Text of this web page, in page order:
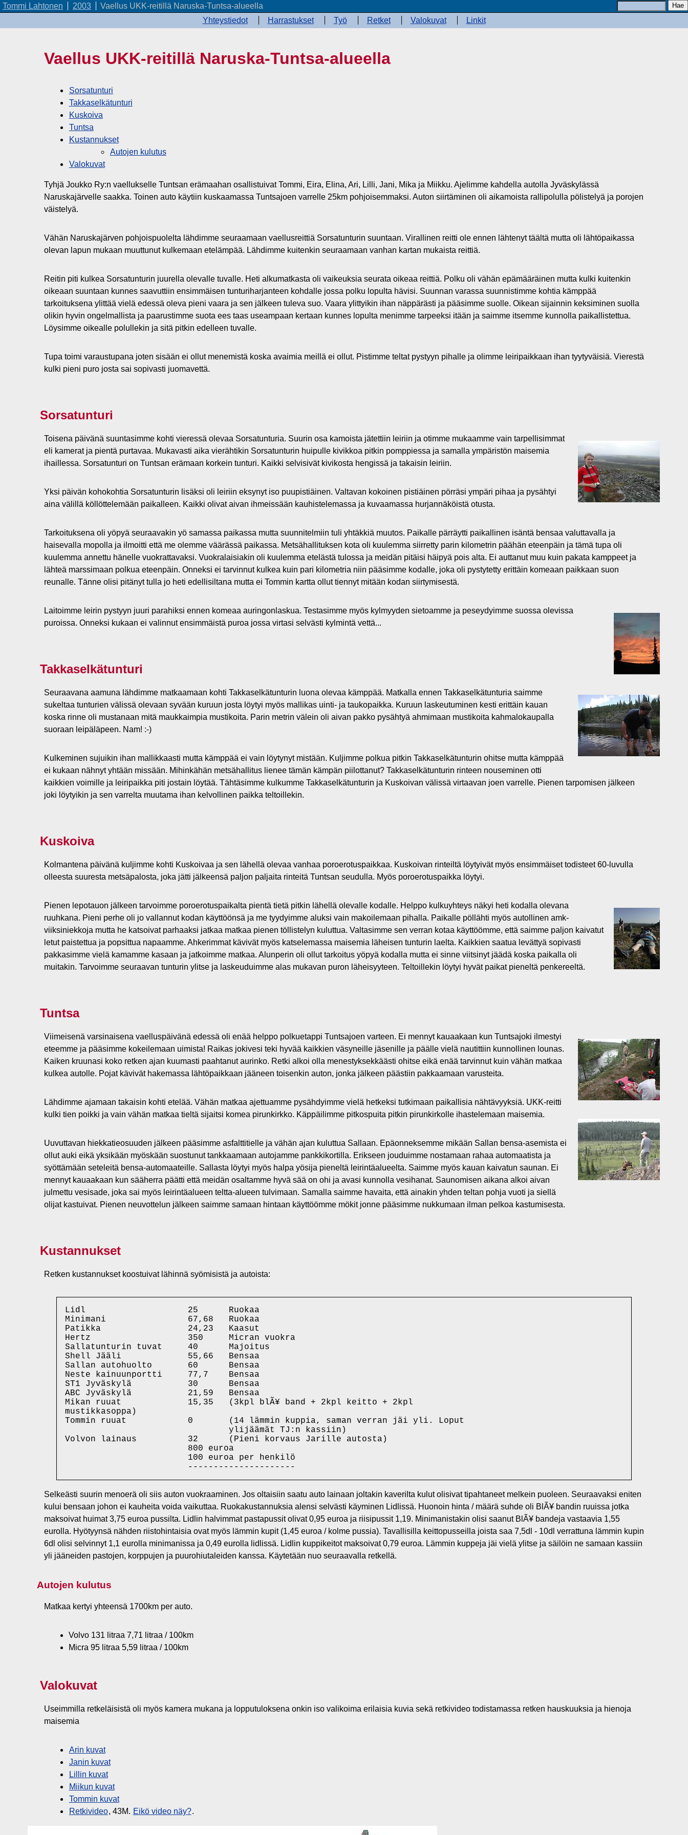
Tommi Lahtonen 2003 Vaellus UKK-reitillä Naruska-Tuntsa-alueella
Vaellus UKK-reitillä Naruska-Tuntsa-alueella
Sorsatunturi
Takkaselkätunturi
Kuskoiva
Tuntsa
Kustannukset
Autojen kulutus
Valokuvat
Tyhjä Joukko Ry:n vaellukselle Tuntsan erämaahan osallistuivat Tommi, Eira, Elina, Ari, Lilli, Jani, Mika ja Miikku. Ajelimme kahdella autolla Jyväskylässä
Naruskajärvelle saakka. Toinen auto käytiin kuskaamassa Tuntsajoen varrelle 25km pohjoisemmaksi. Auton siirtäminen oli aikamoista rallipolulla pölistelyä ja porojen
väistelyä.
Vähän Naruskajärven pohjoispuolelta lähdimme seuraamaan vaellusreittiä Sorsatunturin suuntaan. Virallinen reitti ole ennen lähtenyt täältä mutta oli lähtöpaikassa
olevan lapun mukaan muuttunut kulkemaan etelämpää. Lähdimme kuitenkin seuraamaan vanhan kartan mukaista reittiä.
Reitin piti kulkea Sorsatunturin juurella olevalle tuvalle. Heti alkumatkasta oli vaikeuksia seurata oikeaa reittiä. Polku oli vähän epämääräinen mutta kulki kuitenkin
oikeaan suuntaan kunnes saavuttiin ensimmäisen tunturiharjanteen kohdalle jossa polku lopulta hävisi. Suunnan varassa suunnistimme kohtia kämppää
tarkoituksena ylittää vielä edessä oleva pieni vaara ja sen jälkeen tuleva suo. Vaara ylittyikin ihan näppärästi ja pääsimme suolle. Oikean sijainnin keksiminen suolla
olikin hyvin ongelmallista ja paarustimme suota ees taas useampaan kertaan kunnes lopulta menimme tarpeeksi itään ja saimme itsemme kunnolla paikallistettua.
Löysimme oikealle polullekin ja sitä pitkin edelleen tuvalle.
Tupa toimi varaustupana joten sisään ei ollut menemistä koska avaimia meillä ei ollut. Pistimme teltat pystyyn pihalle ja olimme leiripaikkaan ihan tyytyväisiä. Vierestä
kulki pieni puro josta sai sopivasti juomavettä.
Sorsatunturi
Toisena päivänä suuntasimme kohti vieressä olevaa Sorsatunturia. Suurin osa kamoista jätettiin leiriin ja otimme mukaamme vain tarpellisimmat
eli kamerat ja pientä purtavaa. Mukavasti aika vierähtikin Sorsatunturin huipulle kivikkoa pitkin pomppiessa ja samalla ympäristön maisemia
ihaillessa. Sorsatunturi on Tuntsan erämaan korkein tunturi. Kaikki selvisivät kivikosta hengissä ja takaisin leiriin.
Yksi päivän kohokohtia Sorsatunturin lisäksi oli leiriin eksynyt iso puupistiäinen. Valtavan kokoinen pistiäinen pörräsi ympäri pihaa ja pysähtyi
aina välillä köllöttelemään paikalleen. Kaikki olivat aivan ihmeissään kauhistelemassa ja kuvaamassa hurjannäköistä otusta.
Tarkoituksena oli yöpyä seuraavakin yö samassa paikassa mutta suunnitelmiin tuli yhtäkkiä muutos. Paikalle pärräytti paikallinen isäntä bensaa valuttavalla ja
haisevalla mopolla ja ilmoitti että me olemme väärässä paikassa. Metsähallituksen kota oli kuulemma siirretty parin kilometrin päähän eteenpäin ja tämä tupa oli
kuulemma annettu hänelle vuokrattavaksi. Vuokralaisiakin oli kuulemma etelästä tulossa ja meidän pitäisi häipyä pois alta. Ei auttanut muu kuin pakata kamppeet ja
lähteä marssimaan polkua eteenpäin. Onneksi ei tarvinnut kulkea kuin pari kilometria niin pääsimme kodalle, joka oli pystytetty erittäin komeaan paikkaan suon
reunalle. Tänne olisi pitänyt tulla jo heti edellisiltana mutta ei Tommin kartta ollut tiennyt mitään kodan siirtymisestä.
Laitoimme leirin pystyyn juuri parahiksi ennen komeaa auringonlaskua. Testasimme myös kylmyyden sietoamme ja peseydyimme suossa olevissa
puroissa. Onneksi kukaan ei valinnut ensimmäistä puroa jossa virtasi selvästi kylmintä vettä...
Takkaselkätunturi
Seuraavana aamuna lähdimme matkaamaan kohti Takkaselkätunturin luona olevaa kämppää. Matkalla ennen Takkaselkätunturia saimme
sukeltaa tunturien välissä olevaan syvään kuruun josta löytyi myös mallikas uinti- ja taukopaikka. Kuruun laskeutuminen kesti erittäin kauan
koska rinne oli mustanaan mitä maukkaimpia mustikoita. Parin metrin välein oli aivan pakko pysähtyä ahmimaan mustikoita kahmalokaupalla
suoraan leipäläpeen. Nam! :-)
Kulkeminen sujuikin ihan mallikkaasti mutta kämppää ei vain löytynyt mistään. Kuljimme polkua pitkin Takkaselkätunturin ohitse mutta kämppää
ei kukaan nähnyt yhtään missään. Mihinkähän metsähallitus lienee tämän kämpän piilottanut? Takkaselkätunturin rinteen nouseminen otti
kaikkien voimille ja leiripaikka piti jostain löytää. Tähtäsimme kulkumme Takkaselkätunturin ja Kuskoivan välissä virtaavan joen varrelle. Pienen tarpomisen jälkeen
joki löytyikin ja sen varrelta muutama ihan kelvollinen paikka teltoillekin.
Kuskoiva
Kolmantena päivänä kuljimme kohti Kuskoivaa ja sen lähellä olevaa vanhaa poroerotuspaikkaa. Kuskoivan rinteiltä löytyivät myös ensimmäiset todisteet 60-luvulla
olleesta suuresta metsäpalosta, joka jätti jälkeensä paljon paljaita rinteitä Tuntsan seudulla. Myös poroerotuspaikka löytyi.
Pienen lepotauon jälkeen tarvoimme poroerotuspaikalta pientä tietä pitkin lähellä olevalle kodalle. Helppo kulkuyhteys näkyi heti kodalla olevana
ruuhkana. Pieni perhe oli jo vallannut kodan käyttöönsä ja me tyydyimme aluksi vain makoilemaan pihalla. Paikalle pöllähti myös autollinen amk-
viiksiniekkoja mutta he katsoivat parhaaksi jatkaa matkaa pienen töllistelyn kuluttua. Valtasimme sen verran kotaa käyttöömme, että saimme paljon kaivatut
letut paistettua ja popsittua napaamme. Ahkerimmat kävivät myös katselemassa maisemia läheisen tunturin laelta. Kaikkien saatua levättyä sopivasti
pakkasimme vielä kamamme kasaan ja jatkoimme matkaa. Alunperin oli ollut tarkoitus yöpyä kodalla mutta ei sinne viitsinyt jäädä koska paikalla oli
muitakin. Tarvoimme seuraavan tunturin ylitse ja laskeuduimme alas mukavan puron läheisyyteen. Teltoillekin löytyi hyvät paikat pieneltä penkereeltä.
Tuntsa
Viimeisenä varsinaisena vaelluspäivänä edessä oli enää helppo polkuetappi Tuntsajoen varteen. Ei mennyt kauaakaan kun Tuntsajoki ilmestyi
eteemme ja pääsimme kokeilemaan uimista! Raikas jokivesi teki hyvää kaikkien väsyneille jäsenille ja päälle vielä nautittiin kunnollinen lounas.
Kaiken kruunasi koko retken ajan kuumasti paahtanut aurinko. Retki alkoi olla menestyksekkäästi ohitse eikä enää tarvinnut kuin vähän matkaa
kulkea autolle. Pojat kävivät hakemassa lähtöpaikkaan jääneen toisenkin auton, jonka jälkeen päästiin pakkaamaan varusteita.
Lähdimme ajamaan takaisin kohti etelää. Vähän matkaa ajettuamme pysähdyimme vielä hetkeksi tutkimaan paikallisia nähtävyyksiä. UKK-reitti
kulki tien poikki ja vain vähän matkaa tieltä sijaitsi komea pirunkirkko. Käppäilimme pitkospuita pitkin pirunkirkolle ihastelemaan maisemia.
Uuvuttavan hiekkatieosuuden jälkeen pääsimme asfalttitielle ja vähän ajan kuluttua Sallaan. Epäonneksemme mikään Sallan bensa-asemista ei
ollut auki eikä yksikään myöskään suostunut tankkaamaan autojamme pankkikortilla. Erikseen jouduimme nostamaan rahaa automaatista ja
syöttämään seteleitä bensa-automaateille. Sallasta löytyi myös halpa yösija pieneltä leirintäalueelta. Saimme myös kauan kaivatun saunan. Ei
mennyt kauaakaan kun sääherra päätti että meidän osaltamme hyvä sää on ohi ja avasi kunnolla vesihanat. Saunomisen aikana alkoi aivan
julmettu vesisade, joka sai myös leirintäalueen teltta-alueen tulvimaan. Samalla saimme havaita, että ainakin yhden teltan pohja vuoti ja siellä
olijat kastuivat. Pienen neuvottelun jälkeen saimme samaan hintaan käyttöömme mökit jonne pääsimme nukkumaan ilman pelkoa kastumisesta.
Kustannukset
Retken kustannukset koostuivat lähinnä syömisistä ja autoista:
Lidl                    25      Ruokaa
Minimani                67,68   Ruokaa
Patikka                 24,23   Kaasut
Hertz                   350     Micran vuokra
Sallatunturin tuvat     40      Majoitus
Shell Jääli             55,66   Bensaa
Sallan autohuolto       60      Bensaa
Neste kainuunportti     77,7    Bensaa
ST1 Jyväskylä           30      Bensaa
ABC Jyväskylä           21,59   Bensaa
Mikan ruuat             15,35   (3kpl blÃ¥ band + 2kpl keitto + 2kpl
mustikkasoppa)
Tommin ruuat            0       (14 lämmin kuppia, saman verran jäi yli. Loput
                                ylijäämät TJ:n kassiin)
Volvon lainaus          32      (Pieni korvaus Jarille autosta)
                        800 euroa
                        100 euroa per henkilö
Selkeästi suurin menoerä oli siis auton vuokraaminen. Jos oltaisiin saatu auto lainaan joltakin kaverilta kulut olisivat tipahtaneet melkein puoleen. Seuraavaksi eniten
kului bensaan johon ei kauheita voida vaikuttaa. Ruokakustannuksia alensi selvästi käyminen Lidlissä. Huonoin hinta / määrä suhde oli BlÃ¥ bandin ruuissa jotka
maksoivat huimat 3,75 euroa pussilta. Lidlin halvimmat pastapussit olivat 0,95 euroa ja riisipussit 1,19. Minimanistakin olisi saanut BlÃ¥ bandeja vastaavia 1,55
eurolla. Hyötyynsä nähden riistohintaisia ovat myös lämmin kupit (1,45 euroa / kolme pussia). Tavallisilla keittopusseilla joista saa 7,5dl - 10dl verrattuna lämmin kupin
6dl olisi selvinnyt 1,1 eurolla minimanissa ja 0,49 eurolla lidlissä. Lidlin kuppikeitot maksoivat 0,79 euroa. Lämmin kuppeja jäi vielä ylitse ja säilöin ne samaan kassiin
yli jääneiden pastojen, korppujen ja puurohiutaleiden kanssa. Käytetään nuo seuraavalla retkellä.
Autojen kulutus
Matkaa kertyi yhteensä 1700km per auto.
Volvo 131 litraa 7,71 litraa / 100km
Micra 95 litraa 5,59 litraa / 100km
Valokuvat
Useimmilla retkeläisistä oli myös kamera mukana ja lopputuloksena onkin iso valikoima erilaisia kuvia sekä retkivideo todistamassa retken hauskuuksia ja hienoja
maisemia
Arin kuvat
Janin kuvat
Lillin kuvat
Miikun kuvat
Tommin kuvat
Retkivideo, 43M. Eikö video näy?.
Yhteystiedot Harrastukset Työ Retket Valokuvat Linkit